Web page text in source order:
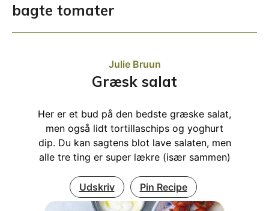
bagte tomater
Julie Bruun
Græsk salat
Her er et bud på den bedste græske salat,
men også lidt tortillaschips og yoghurt
dip. Du kan sagtens blot lave salaten, men
alle tre ting er super lækre (især sammen)
Udskriv Pin Recipe